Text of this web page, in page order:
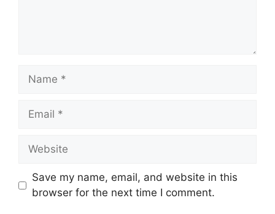
Name
Email
Website
Save my name, email, and website in this
browser for the next time I comment.